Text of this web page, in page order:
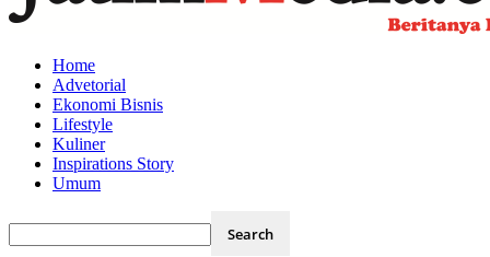
Home
Advetorial
Ekonomi Bisnis
Lifestyle
Kuliner
Inspirations Story
Umum